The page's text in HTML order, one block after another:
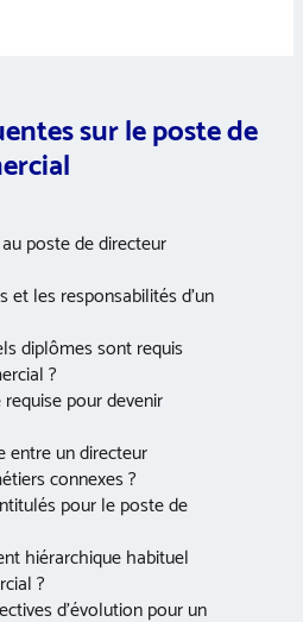
sur le poste de
poste de directeur
les responsabilités d’un
diplômes sont requis
?
pour devenir
entre un directeur
connexes ?
pour le poste de
hiérarchique habituel
?
d’évolution pour un